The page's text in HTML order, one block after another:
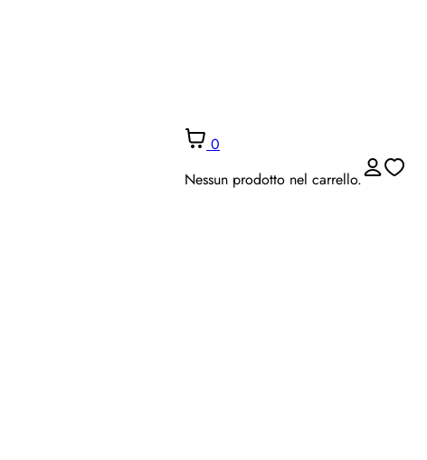
0
Nessun prodotto nel carrello.